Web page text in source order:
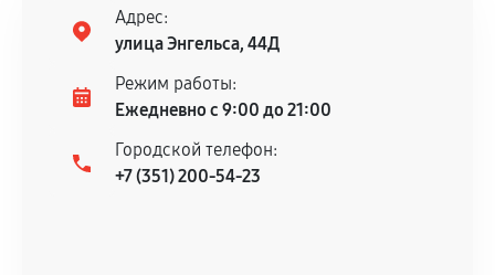
нормальной эксплуатации в течение
гарантийного срока.
Несоответствие комплектующей заявленным
техническим характеристикам.
Документы для подтверждения
Адрес:
улица Энгельса, 44Д
Режим работы:
Ежедневно с 9:00 до 21:00
Городской телефон:
+7 (351) 200-54-23